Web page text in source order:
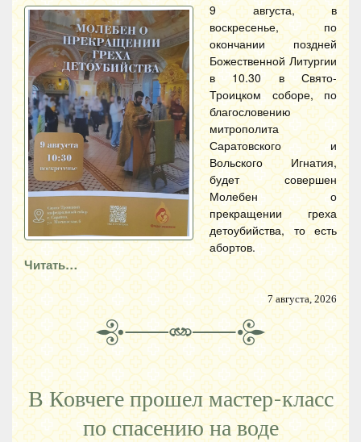
9 августа, в
воскресенье, по
окончании поздней
Божественной Литургии
в 10.30 в Свято-
Троицком соборе, по
благословению
митрополита
Саратовского и
Вольского Игнатия,
будет совершен
Молебен о
прекращении греха
детоубийства, то есть
абортов.
Читать…
7 августа, 2026
В Ковчеге прошел мастер-класс
по спасению на воде